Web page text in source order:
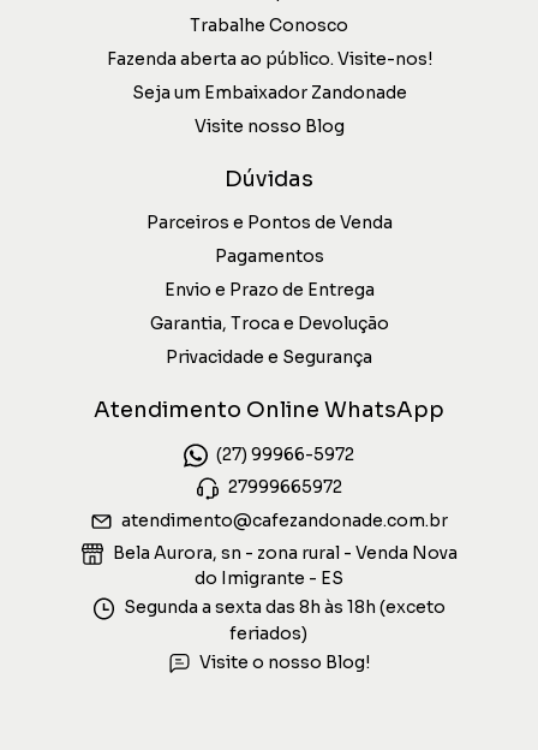
Trabalhe Conosco
Fazenda aberta ao público. Visite-nos!
Seja um Embaixador Zandonade
Visite nosso Blog
Dúvidas
Parceiros e Pontos de Venda
Pagamentos
Envio e Prazo de Entrega
Garantia, Troca e Devolução
Privacidade e Segurança
Atendimento Online WhatsApp
(27) 99966-5972
27999665972
atendimento@cafezandonade.com.br
Bela Aurora, sn - zona rural - Venda Nova
do Imigrante - ES
Segunda a sexta das 8h às 18h (exceto
feriados)
Visite o nosso Blog!